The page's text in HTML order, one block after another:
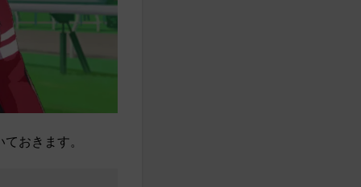
おきます。